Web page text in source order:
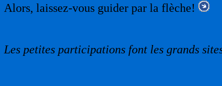
Alors, laissez-vous guider par la flèche!
Les petites participations font les grands